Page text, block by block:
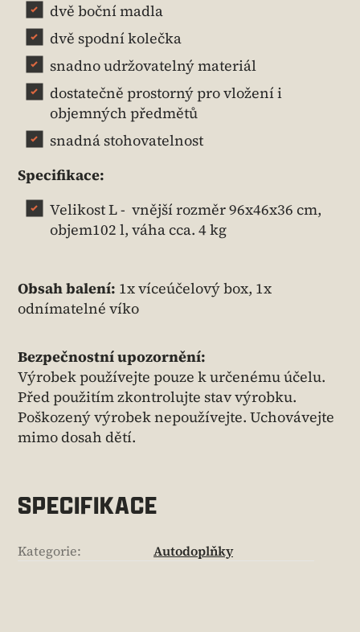
dvě boční madla
dvě spodní kolečka
snadno udržovatelný materiál
dostatečně prostorný pro vložení i
objemných předmětů
snadná stohovatelnost
Specifikace:
Velikost L - vnější rozměr 96x46x36 cm,
objem102 l, váha cca. 4 kg
Obsah balení: 1x víceúčelový box, 1x
odnímatelné víko
Bezpečnostní upozornění:
Výrobek používejte pouze k určenému účelu.
Před použitím zkontrolujte stav výrobku.
Poškozený výrobek nepoužívejte. Uchovávejte
mimo dosah dětí.
SPECIFIKACE
Kategorie: Autodoplňky